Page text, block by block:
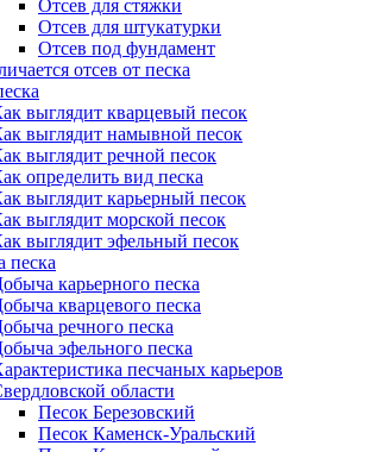
Отсев для стяжки
Отсев для штукатурки
Отсев под фундамент
отсев от песка
выглядит кварцевый песок
выглядит намывной песок
выглядит речной песок
определить вид песка
выглядит карьерный песок
выглядит морской песок
выглядит эфельный песок
песка
карьерного песка
кварцевого песка
речного песка
эфельного песка
песчаных карьеров
области
Песок Березовский
Песок Каменск-Уральский